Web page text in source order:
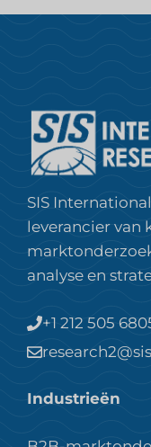
SIS
leverancier van
analyse en
+1 212 505
Industrieën